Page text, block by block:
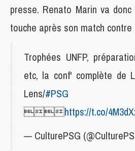
presse. Renato Marin va
touche après son match contre
Trophées UNFP,
etc, la conf' complète de
Lens/#PSG
https://t.co/
— CulturePSG